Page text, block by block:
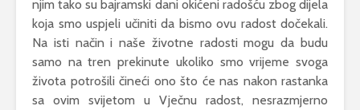
njim tako su bajramski dani okićeni radošću zbog dijela
koja smo uspjeli učiniti da bismo ovu radost dočekali.
Na isti način i naše životne radosti mogu da budu
samo na tren prekinute ukoliko smo vrijeme svoga
života potrošili čineći ono što će nas nakon rastanka
sa ovim svijetom u Vječnu radost, nesrazmjerno